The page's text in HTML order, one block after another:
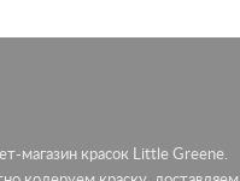
магазин красок Little Greene.